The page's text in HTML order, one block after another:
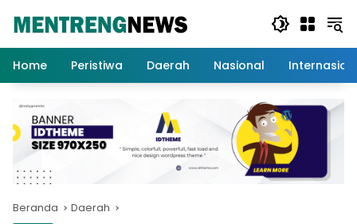
Home
Peristiwa Daerah Nasional
Beranda Daerah